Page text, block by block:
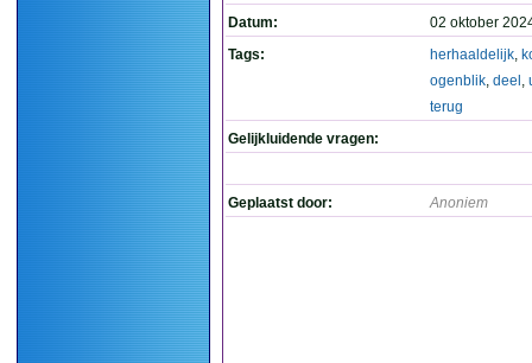
Datum:
02 oktober
Tags:
herhaaldelijk,
ogenblik, deel ,
terug
Gelijkluidende vragen:
Geplaatst door: Anoniem